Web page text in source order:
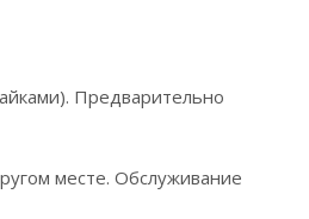
Предварительно
месте. Обслуживание